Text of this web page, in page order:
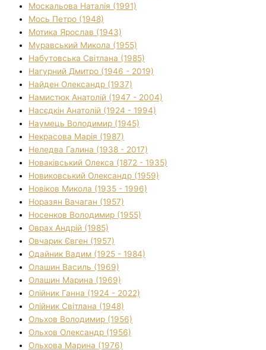
Москальова Наталія (1991)
Мось Петро (1948)
Мотика Ярослав (1943)
Муравський Микола (1955)
Набутовська Світлана (1985)
Нагурний Дмитро (1946 - 2019)
Найден Олександр (1937)
Намистюк Анатолій (1947 - 2004)
Насєдкін Анатолій (1924 - 1994)
Наумець Володимир (1945)
Некрасова Марія (1987)
Неледва Галина (1938 - 2017)
Новаківський Олекса (1872 - 1935)
Новиковський Олександр (1959)
Новіков Микола (1935 - 1996)
Норазян Вачаган (1957)
Носенков Володимир (1955)
Оврах Андрій (1985)
Овчарик Євген (1957)
Одайник Вадим (1925 - 1984)
Олашин Василь (1969)
Олашин Марина (1969)
Олійник Ганна (1924 - 2022)
Олійник Світлана (1948)
Ольхов Володимир (1956)
Ольхов Олександр (1956)
Ольхова Марина (1976)